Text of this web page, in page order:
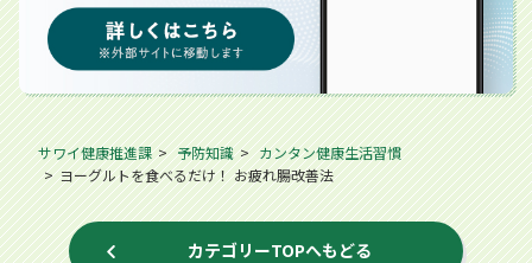
サワイ健康推進課 予防知識
カンタン健康生活習慣
ヨーグルトを食べるだけ！ お疲れ腸改善法
カテゴリーTOPへもどる